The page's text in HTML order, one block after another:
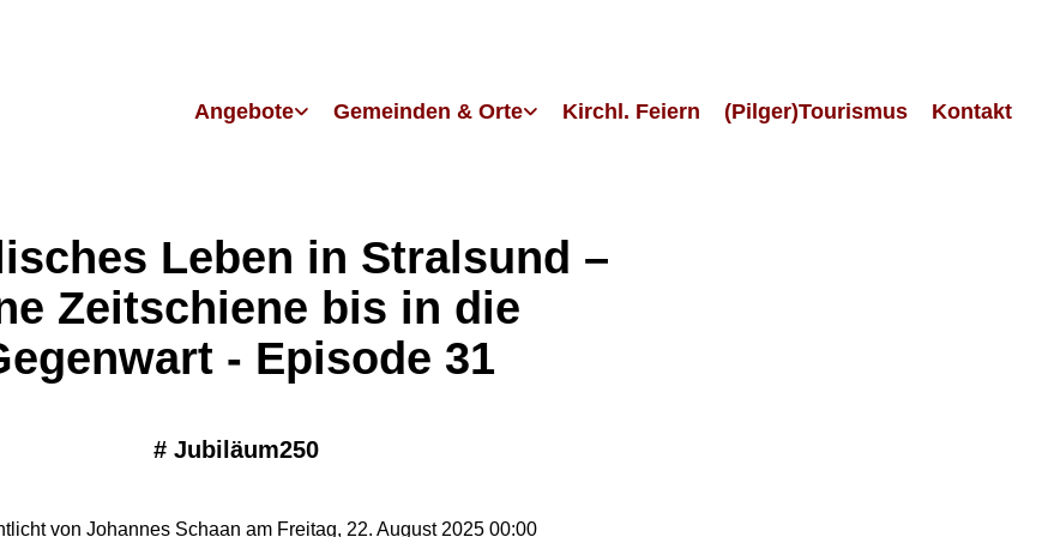
Angebote Gemeinden & Orte Kirchl. Feiern (Pilger)Tourismus Kontakt
Leben in Stralsund –
Zeitschiene bis in die
- Episode 31
# Jubiläum250
von Johannes Schaan am Freitag, 22. August 2025 00:00